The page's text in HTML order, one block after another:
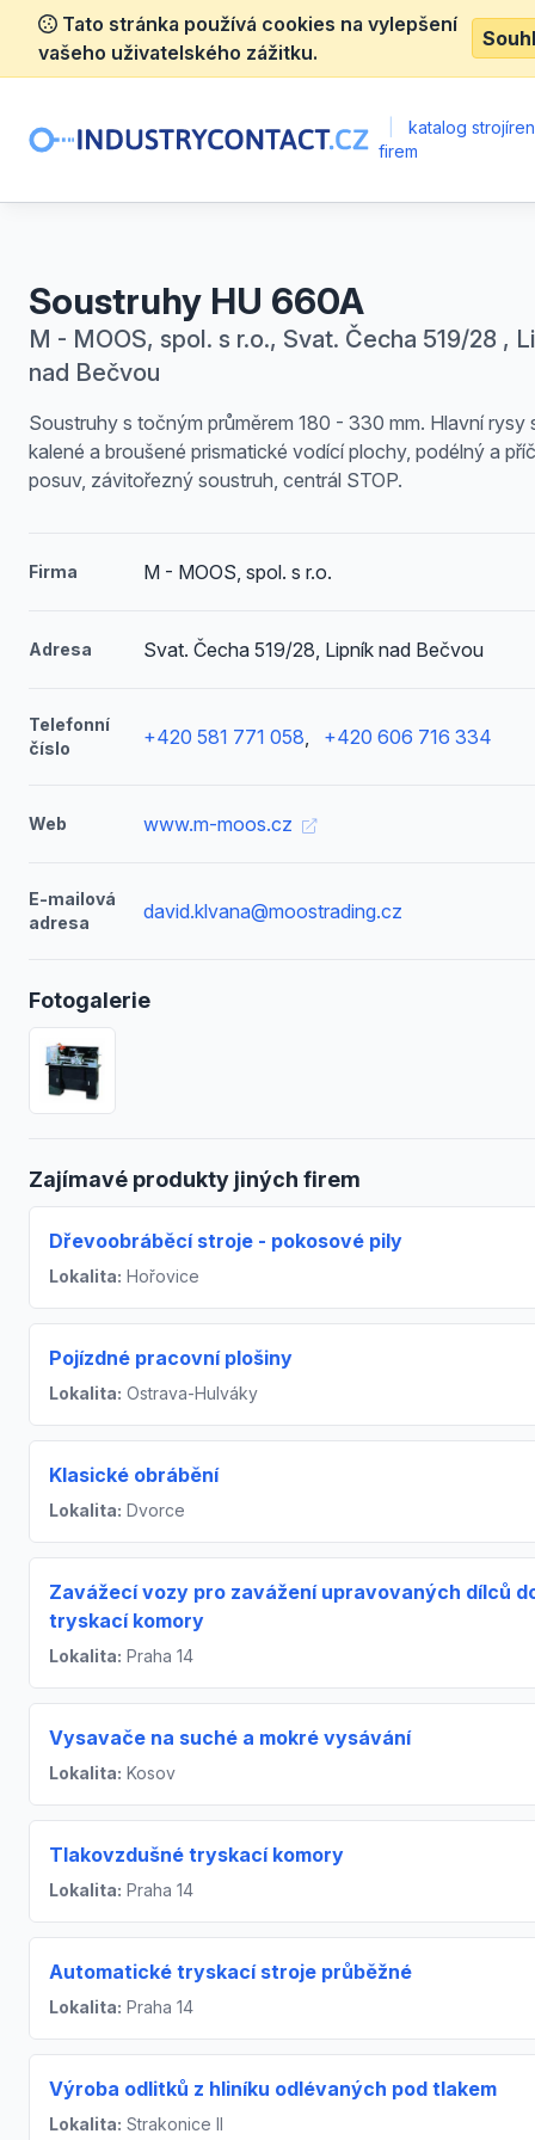
Tato stránka používá cookies na vylepšení
vašeho uživatelského zážitku.
katalog
firem
Soustruhy HU 660A
M - MOOS, spol. s r.o., Svat. Čecha 519/28 ,
nad Bečvou
Soustruhy s točným průměrem 180 - 330 mm. Hlavní rysy
kalené a broušené prismatické vodící plochy, podélný a
posuv, závitořezný soustruh, centrál STOP.
Firma M - MOOS, spol. s r.o.
Adresa Svat. Čecha 519/28, Lipník nad Bečvou
Telefonní
číslo
+420 581 771 058, +420 606 716 334
Web www.m-moos.cz
E-mailová
adresa
david.klvana@moostrading.cz
Fotogalerie
Zajímavé produkty jiných firem
Dřevoobráběcí stroje - pokosové pily
Lokalita: Hořovice
Pojízdné pracovní plošiny
Lokalita: Ostrava-Hulváky
Klasické obrábění
Lokalita: Dvorce
Zavážecí vozy pro zavážení upravovaných dílců
tryskací komory
Lokalita: Praha 14
Vysavače na suché a mokré vysávání
Lokalita: Kosov
Tlakovzdušné tryskací komory
Lokalita: Praha 14
Automatické tryskací stroje průběžné
Lokalita: Praha 14
Výroba odlitků z hliníku odlévaných pod tlakem
Lokalita: Strakonice II